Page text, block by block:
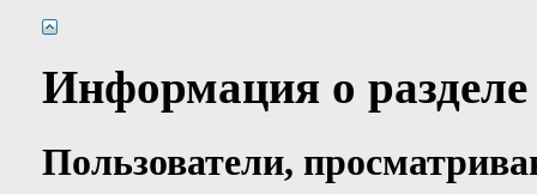
Информация о
Пользователи,